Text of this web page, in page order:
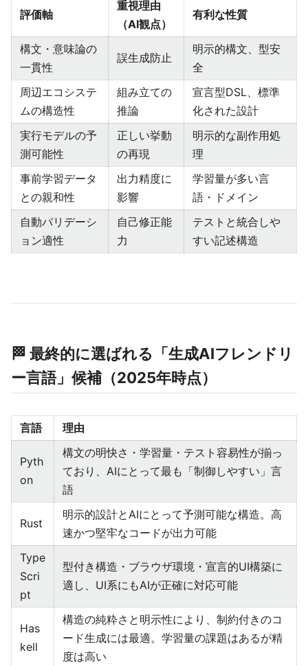
評価軸
重視理由
（AI観点）
有利な性質
構文・意味論の
一貫性
誤生成防止
明示的構文、型安
全
周辺エコシステ
ムの構造性
組み立ての
推論
宣言型DSL、標準
化された設計
実行モデルの予
測可能性
正しい挙動
の再現
明示的な副作用処
理
事前学習データ
との親和性
出力精度に
影響
学習量が多い言
語・ドメイン
自動バリデーシ
ョン適性
自己修正能
力
テストと統合しや
すい記述構造
🏁 最終的に選ばれる「生成AIフレンドリ
ー言語」候補（2025年時点）
言語 理由
Pyth
on
構文の明快さ・学習量・テスト容易性が揃っ
ており、AIにとって最も「制御しやすい」言
語
Rust
明示的設計とAIにとって予測可能な構造。高
速かつ堅牢なコードが出力可能
Type
Scri
pt
型付き構造・ブラウザ環境・宣言的UI構築に
適し、UI系にもAIが正確に対応可能
Has
kell
構造の純粋さと明示性により、制約付きのコ
ード生成には最適。学習量の課題はあるが精
度は高い